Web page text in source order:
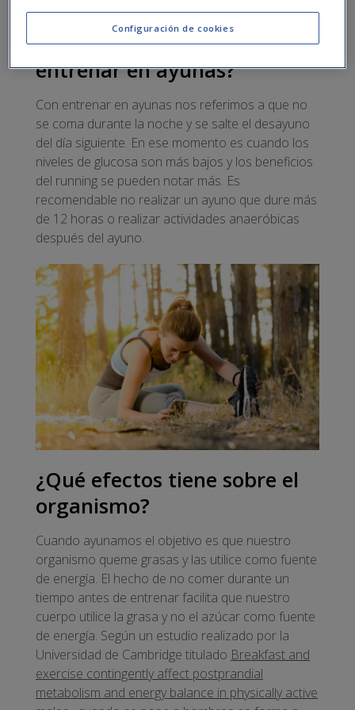
en ayunas y si supone un riesgo para la salud.
¿Qué significa exactamente
entrenar en ayunas?
Con entrenar en ayunas nos referimos a que no
se coma durante la noche y se salte el desayuno
del día siguiente. En ese momento es cuando los
niveles de glucosa son más bajos y los beneficios
del running se pueden notar más. Es
recomendable no realizar un ayuno que dure más
de 12 horas o realizar actividades anaeróbicas
después del ayuno.
¿Qué efectos tiene sobre el
organismo?
Cuando ayunamos el objetivo es que nuestro
organismo queme grasas y las utilice como fuente
de energía. El hecho de no comer durante un
tiempo antes de entrenar facilita que nuestro
cuerpo utilice la grasa y no el azúcar como fuente
de energía. Según un estudio realizado por la
Universidad de Cambridge titulado Breakfast and
exercise contingently affect postprandial
metabolism and energy balance in physically active
Configuración de cookies